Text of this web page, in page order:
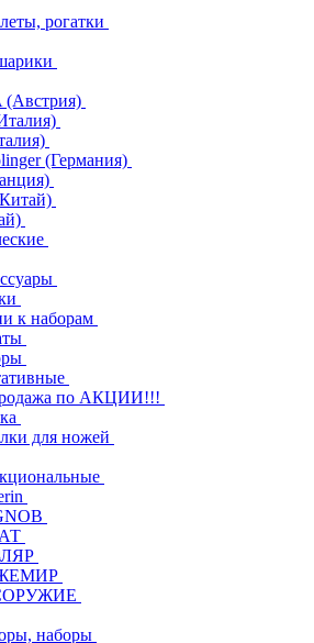
рогатки
(Австрия)
(Германия)
к наборам
по АКЦИИ!!!
для ножей
наборы